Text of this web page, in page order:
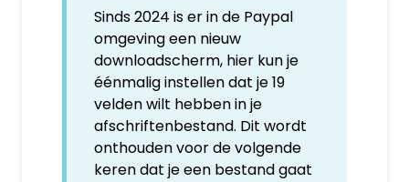
Sinds 2024 is er in de Paypal
omgeving een nieuw
downloadscherm, hier kun je
éénmalig instellen dat je 19
velden wilt hebben in je
afschriftenbestand. Dit wordt
onthouden voor de volgende
keren dat je een bestand gaat